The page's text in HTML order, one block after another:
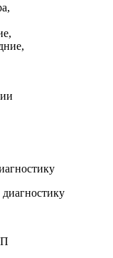
,
,
,